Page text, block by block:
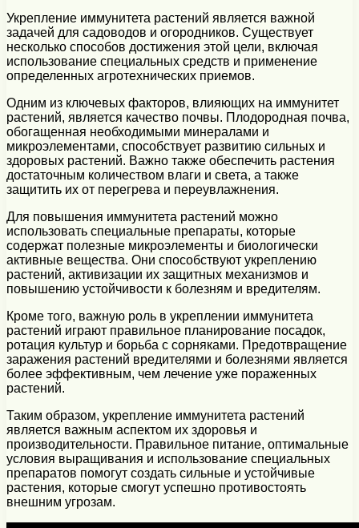
Укрепление иммунитета растений является важной
задачей для садоводов и огородников. Существует
несколько способов достижения этой цели, включая
использование специальных средств и применение
определенных агротехнических приемов.
Одним из ключевых факторов, влияющих на иммунитет
растений, является качество почвы. Плодородная почва,
обогащенная необходимыми минералами и
микроэлементами, способствует развитию сильных и
здоровых растений. Важно также обеспечить растения
достаточным количеством влаги и света, а также
защитить их от перегрева и переувлажнения.
Для повышения иммунитета растений можно
использовать специальные препараты, которые
содержат полезные микроэлементы и биологически
активные вещества. Они способствуют укреплению
растений, активизации их защитных механизмов и
повышению устойчивости к болезням и вредителям.
Кроме того, важную роль в укреплении иммунитета
растений играют правильное планирование посадок,
ротация культур и борьба с сорняками. Предотвращение
заражения растений вредителями и болезнями является
более эффективным, чем лечение уже пораженных
растений.
Таким образом, укрепление иммунитета растений
является важным аспектом их здоровья и
производительности. Правильное питание, оптимальные
условия выращивания и использование специальных
препаратов помогут создать сильные и устойчивые
растения, которые смогут успешно противостоять
внешним угрозам.